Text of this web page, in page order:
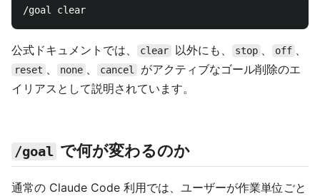
公式ドキュメントでは、 clear 以外にも、 stop 、 off 、
reset 、 none 、 cancel
がアクティブなゴール削除のエ
イリアスとして説明されています。
/goal で何が変わるのか
通常の Claude Code 利用では、ユーザーが作業単位ごと